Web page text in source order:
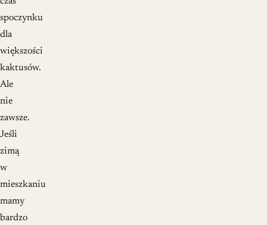
spoczynku
dla
większości
kaktusów.
Ale
nie
zawsze.
Jeśli
zimą
w
mieszkaniu
mamy
bardzo